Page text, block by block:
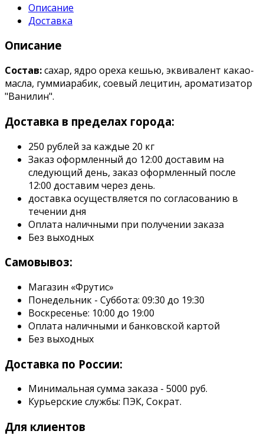
Описание
Доставка
Описание
Состав:сахар, ядро ореха кешью, эквивалент какао-
масла, гуммиарабик, соевый лецитин, ароматизатор
"Ванилин".
Доставка в пределах города:
250 рублей за каждые 20 кг
Заказ оформленный до 12:00 доставим на
следующий день, заказ оформленный после
12:00 доставим через день.
доставка осуществляется по согласованию в
течении дня
Оплата наличными при получении заказа
Без выходных
Самовывоз:
Магазин «Фрутис»
Понедельник - Суббота: 09:30 до 19:30
Воскресенье: 10:00 до 19:00
Оплата наличными и банковской картой
Без выходных
Доставка по России:
Минимальная сумма заказа - 5000 руб.
Курьерские службы: ПЭК, Сократ.
Для клиентов